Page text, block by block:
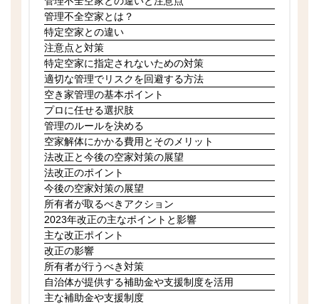
管理不全空家とは？
特定空家との違い
注意点と対策
特定空家に指定されないための対策
適切な管理でリスクを回避する方法
空き家管理の基本ポイント
プロに任せる選択肢
管理のルールを決める
空家解体にかかる費用とそのメリット
法改正と今後の空家対策の展望
法改正のポイント
今後の空家対策の展望
所有者が取るべきアクション
2023年改正の主なポイントと影響
主な改正ポイント
改正の影響
所有者が行うべき対策
自治体が提供する補助金や支援制度を活用
主な補助金や支援制度